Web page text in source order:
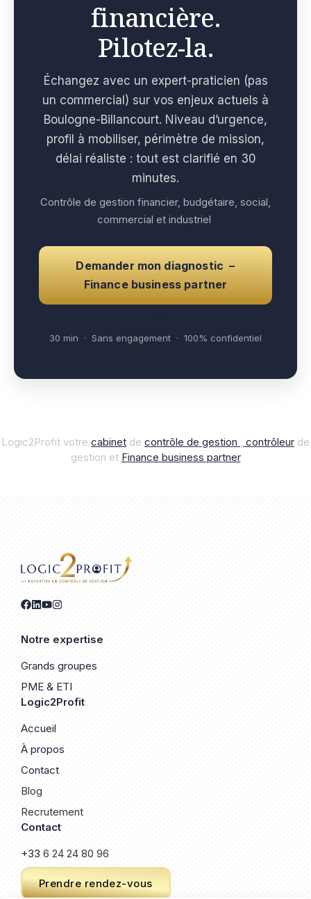
financière.
Pilotez-la.
Échangez avec un expert-praticien (pas
un commercial) sur vos enjeux actuels à
Boulogne-Billancourt. Niveau d’urgence,
profil à mobiliser, périmètre de mission,
délai réaliste : tout est clarifié en 30
minutes.
Contrôle de gestion financier, budgétaire, social,
commercial et industriel
Demander mon diagnostic –
Finance business partner
30 min · Sans engagement · 100% confidentiel
Logic2Profit votre cabinet de contrôle de gestion , contrôleur de
gestion et Finance business partner
Notre expertise
Grands groupes
PME & ETI
Logic2Profit
Accueil
À propos
Contact
Blog
Recrutement
Contact
+33 6 24 24 80 96
Prendre rendez-vous